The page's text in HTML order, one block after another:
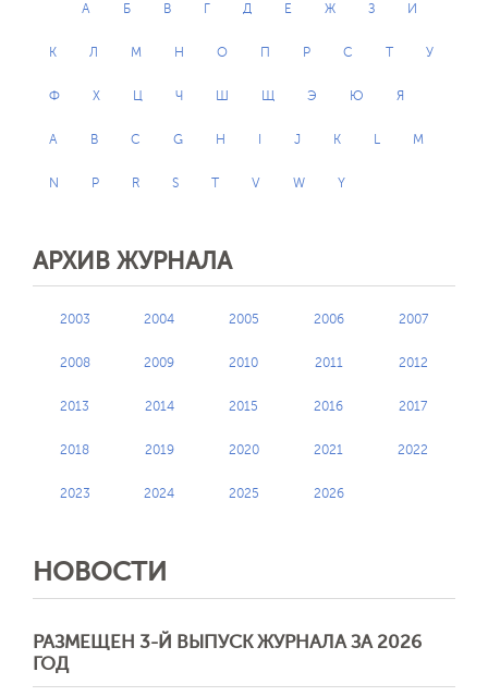
А Б В Г Д Е Ж З И
К Л М Н О П Р С Т У
Ф Х Ц Ч Ш Щ Э Ю Я
A B C G H J K L M
N P R S T V W Y
АРХИВ ЖУРНАЛА
2003 2004 2005 2006 2007
2008 2009 2010 2011 2012
2013 2014 2015 2016 2017
2018 2019 2020 2021 2022
2023 2024 2025 2026
НОВОСТИ
РАЗМЕЩЕН 3-Й ВЫПУСК ЖУРНАЛА ЗА 2026
ГОД